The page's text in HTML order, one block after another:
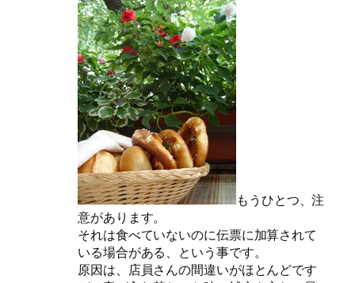
もうひとつ、注
意があります。
それは食べていないのに伝票に加算されて
いる場合がある、という事です。
原因は、店員さんの間違いがほとんどです